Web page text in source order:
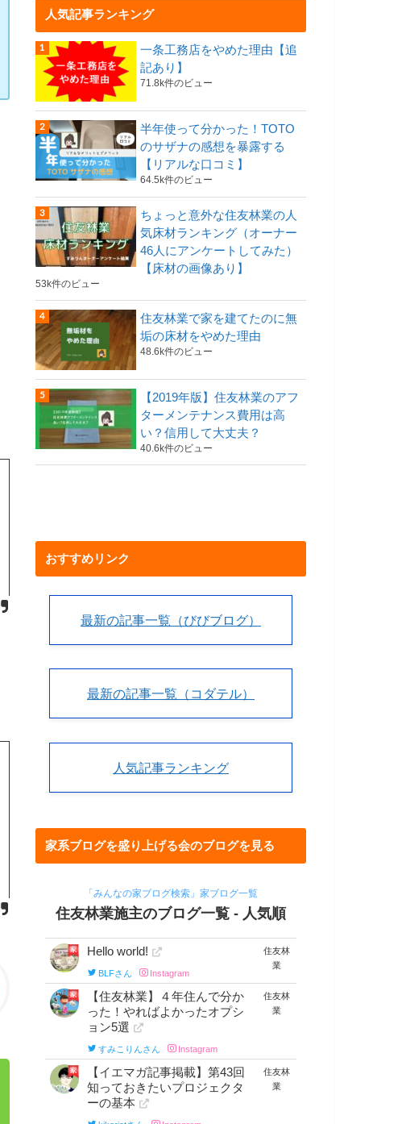
人気記事ランキング
一条工務店をやめた理由【追
記あり】
71.8k件のビュー
半年使って分かった！TOTO
のサザナの感想を暴露する
【リアルな口コミ】
64.5k件のビュー
ちょっと意外な住友林業の人
気床材ランキング（オーナー
46人にアンケートしてみた）
【床材の画像あり】
53k件のビュー
住友林業で家を建てたのに無
垢の床材をやめた理由
48.6k件のビュー
【2019年版】住友林業のアフ
ターメンテナンス費用は高
い？信用して大丈夫？
40.6k件のビュー
おすすめリンク
最新の記事一覧（びびブログ）
最新の記事一覧（コダテル）
人気記事ランキング
家系ブログを盛り上げる会のブログを見る